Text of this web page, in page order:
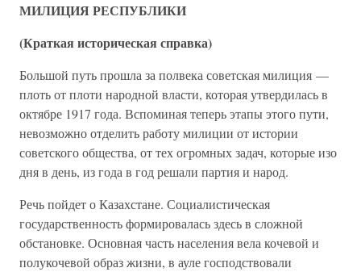
МИЛИЦИЯ РЕСПУБЛИКИ
(Краткая историческая справка)
Большой путь прошла за полвека советская милиция —
плоть от плоти народной власти, которая утвердилась в
октябре 1917 года. Вспоминая теперь этапы этого пути,
невозможно отделить работу милиции от истории
советского общества, от тех огромных задач, которые изо
дня в день, из года в год решали партия и народ.
Речь пойдет о Казахстане. Социалистическая
государственность формировалась здесь в сложной
обстановке. Основная часть населения вела кочевой и
полукочевой образ жизни, в ауле господствовали